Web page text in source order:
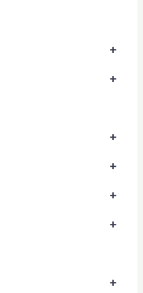
+
+
+
+
+
+
+